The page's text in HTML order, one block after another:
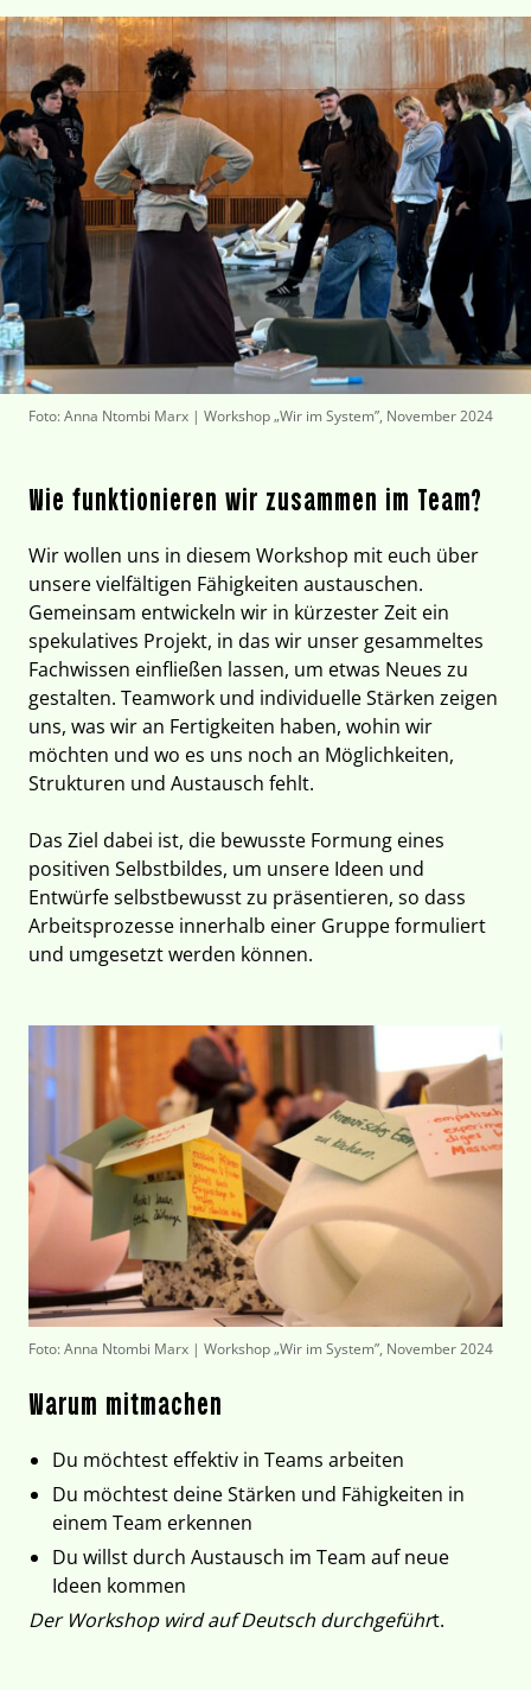
Foto: Anna Ntombi Marx | Workshop „Wir im System”, November 2024
Wie funktionieren wir zusammen im Team?
Wir wollen uns in diesem Workshop mit euch über
unsere vielfältigen Fähigkeiten austauschen.
Gemeinsam entwickeln wir in kürzester Zeit ein
spekulatives Projekt, in das wir unser gesammeltes
Fachwissen einfließen lassen, um etwas Neues zu
gestalten. Teamwork und individuelle Stärken zeigen
uns, was wir an Fertigkeiten haben, wohin wir
möchten und wo es uns noch an Möglichkeiten,
Strukturen und Austausch fehlt.
Das Ziel dabei ist, die bewusste Formung eines
positiven Selbstbildes, um unsere Ideen und
Entwürfe selbstbewusst zu präsentieren, so dass
Arbeitsprozesse innerhalb einer Gruppe formuliert
und umgesetzt werden können.
Foto: Anna Ntombi Marx | Workshop „Wir im System”, November 2024
Warum mitmachen
Du möchtest effektiv in Teams arbeiten
Du möchtest deine Stärken und Fähigkeiten in
einem Team erkennen
Du willst durch Austausch im Team auf neue
Ideen kommen
Der Workshop wird auf Deutsch durchgeführt.